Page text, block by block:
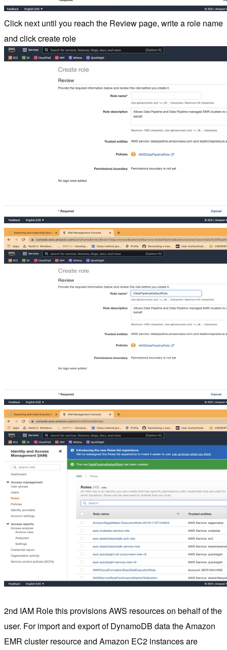
Click next until you reach the Review page, write a role name
and click create role
2nd IAM Role this provisions AWS resources on behalf of the
user. For import and export of DynamoDB data the Amazon
EMR cluster resource and Amazon EC2 instances are